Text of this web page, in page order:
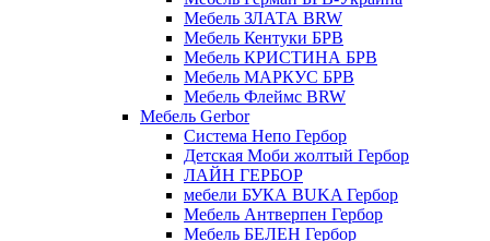
Мебель ЗЛАТА BRW
Мебель Кентуки БРВ
Мебель КРИСТИНА БРВ
Мебель МАРКУС БРВ
Мебель Флеймс BRW
Мебель Gerbor
Cистема Непо Гербор
Детская Моби жолтый Гербор
ЛАЙН ГЕРБОР
мебели БУКА BUKA Гербор
Мебель Антверпен Гербор
Мебель БЕЛЕН Гербор